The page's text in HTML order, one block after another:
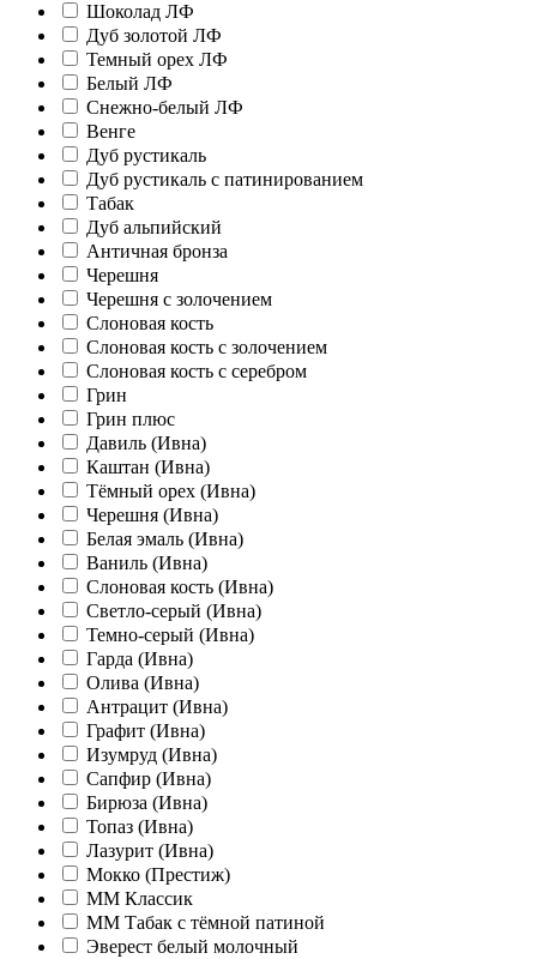
Шоколад ЛФ
Дуб золотой ЛФ
Темный орех ЛФ
Белый ЛФ
Снежно-белый ЛФ
Венге
Дуб рустикаль
Дуб рустикаль с патинированием
Табак
Дуб альпийский
Античная бронза
Черешня
Черешня с золочением
Слоновая кость
Слоновая кость с золочением
Слоновая кость с серебром
Грин
Грин плюс
Давиль (Ивна)
Каштан (Ивна)
Тёмный орех (Ивна)
Черешня (Ивна)
Белая эмаль (Ивна)
Ваниль (Ивна)
Слоновая кость (Ивна)
Светло-серый (Ивна)
Темно-серый (Ивна)
Гарда (Ивна)
Олива (Ивна)
Антрацит (Ивна)
Графит (Ивна)
Изумруд (Ивна)
Сапфир (Ивна)
Бирюза (Ивна)
Топаз (Ивна)
Лазурит (Ивна)
Мокко (Престиж)
ММ Классик
ММ Табак с тёмной патиной
Эверест белый молочный